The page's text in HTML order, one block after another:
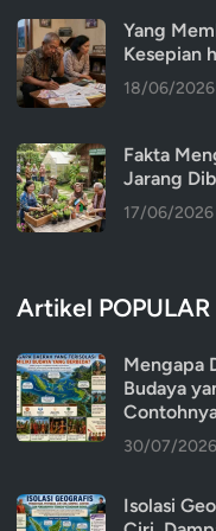
Yang
Kesepian
18/06/2026
Fakta
Jarang
17/06/2026
Artikel POPULAR
Mengapa
Budaya
30/07/2026
Isolasi